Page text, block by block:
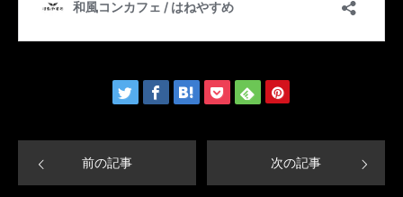
前の記事 次の記事